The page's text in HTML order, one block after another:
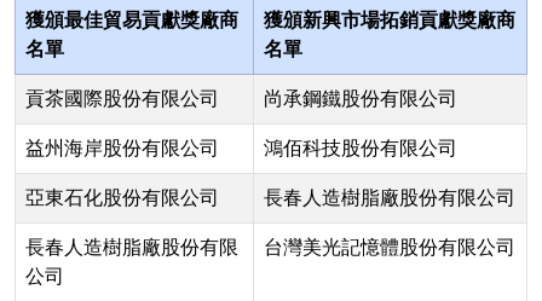
獲頒最佳貿易貢獻獎廠商
名單
獲頒新興市場拓銷貢獻獎廠商
名單
貢茶國際股份有限公司 尚承鋼鐵股份有限公司
益州海岸股份有限公司 鴻佰科技股份有限公司
亞東石化股份有限公司 長春人造樹脂廠股份有限公司
長春人造樹脂廠股份有限
公司
台灣美光記憶體股份有限公司